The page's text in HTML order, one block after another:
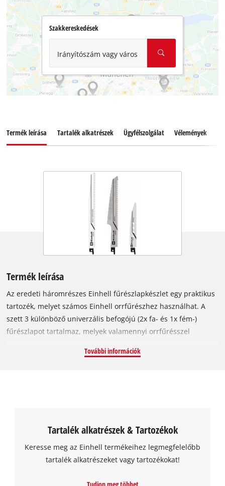
Szakkereskedések
Irányítószám vagy város
Termék leírása Tartalék alkatrészek Ügyfélszolgálat Vélemények
Termék leírása
Az eredeti háromrészes Einhell fűrészlapkészlet egy praktikus
tartozék, melyet számos Einhell orrfűrészhez használhat. A
szett 3 különböző univerzális befogójú (2x fa- és 1x fém-)
fűrészlapot tartalmaz, melyek valamennyi orrfűrésszel
vágásokat végezhet kemény- és puhafában, valamint
színesfém, fémmaradványokat tartalmazó fa, vegyes anyagok
és műanyag finom vágására használható. A fogak élezési
eljárásának köszönhetően a fűrészlapok rendkívül hatékonyak,
kellékek lesznek akkumulátoros orrfűrészekkel végzett munkák
További információk
Tartalék alkatrészek & Tartozékok
Keresse meg az Einhell termékeihez legmegfelelőbb
tartalék alkatrészeket vagy tartozékokat!